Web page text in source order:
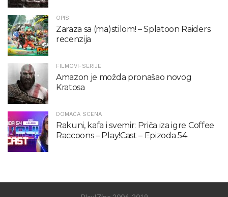
OPISI
Zaraza sa (ma)stilom! – Splatoon Raiders
recenzija
FILMOVI-SERIJE
Amazon je možda pronašao novog
Kratosa
DOMAĆA SCENA
Rakuni, kafa i svemir: Priča iza igre Coffee
Raccoons – Play!Cast – Epizoda 54